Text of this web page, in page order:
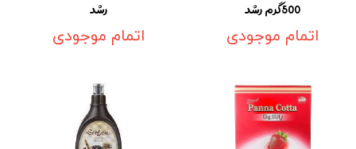
500گرم رشد
اتمام موجودی
رشد
اتمام موجودی